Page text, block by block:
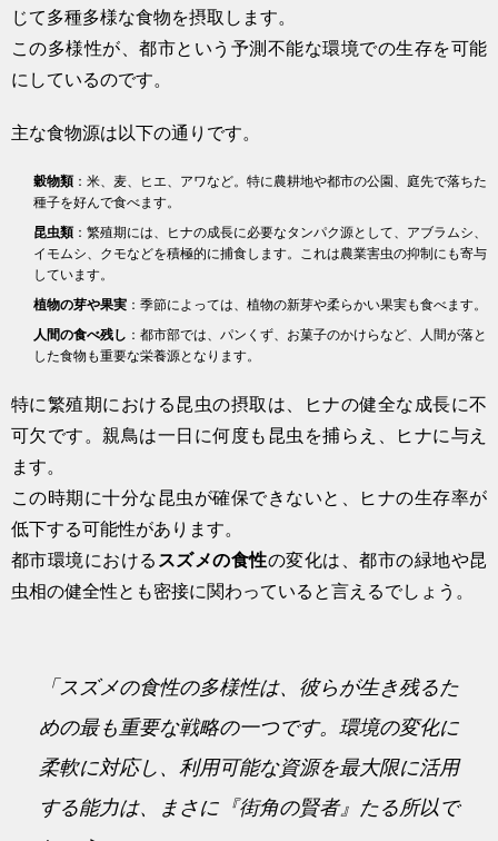
じて多種多様な食物を摂取します。
この多様性が、都市という予測不能な環境での生存を可能
にしているのです。
主な食物源は以下の通りです。
穀物類 ：米、麦、ヒエ、アワなど。特に農耕地や都市の公園、庭先で落ちた
種子を好んで食べます。
昆虫類 ：繁殖期には、ヒナの成長に必要なタンパク源として、アブラムシ、
イモムシ、クモなどを積極的に捕食します。これは農業害虫の抑制にも寄与
しています。
植物の芽や果実 ：季節によっては、植物の新芽や柔らかい果実も食べます。
人間の食べ残し ：都市部では、パンくず、お菓子のかけらなど、人間が落と
した食物も重要な栄養源となります。
特に繁殖期における昆虫の摂取は、ヒナの健全な成長に不
可欠です。親鳥は一日に何度も昆虫を捕らえ、ヒナに与え
ます。
この時期に十分な昆虫が確保できないと、ヒナの生存率が
低下する可能性があります。
都市環境における スズメの食性の変化は、都市の緑地や昆
虫相の健全性とも密接に関わっていると言えるでしょう。
「スズメの食性の多様性は、彼らが生き残るた
めの最も重要な戦略の一つです。環境の変化に
柔軟に対応し、利用可能な資源を最大限に活用
する能力は、まさに『街角の賢者』たる所以で